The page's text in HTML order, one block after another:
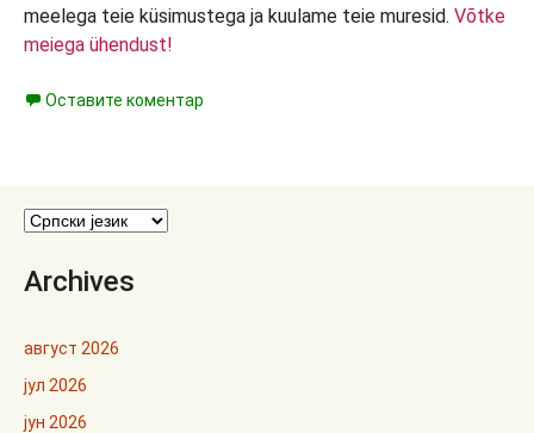
meelega teie küsimustega ja kuulame teie muresid. Võtke
meiega ühendust!
Оставите коментар
Archives
август 2026
јул 2026
јун 2026